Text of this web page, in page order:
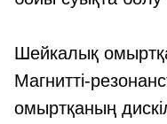
Шейкалық
Магнитті-
омыртқаның